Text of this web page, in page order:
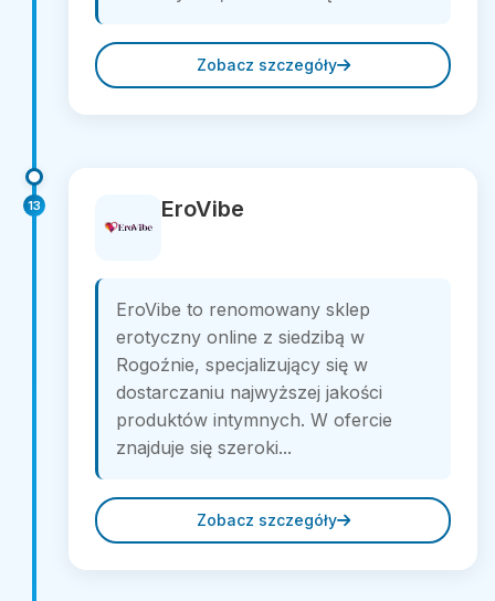
Zobacz szczegóły
13 EroVibe
EroVibe to renomowany sklep
erotyczny online z siedzibą w
Rogoźnie, specjalizujący się w
dostarczaniu najwyższej jakości
produktów intymnych. W ofercie
znajduje się szeroki...
Zobacz szczegóły